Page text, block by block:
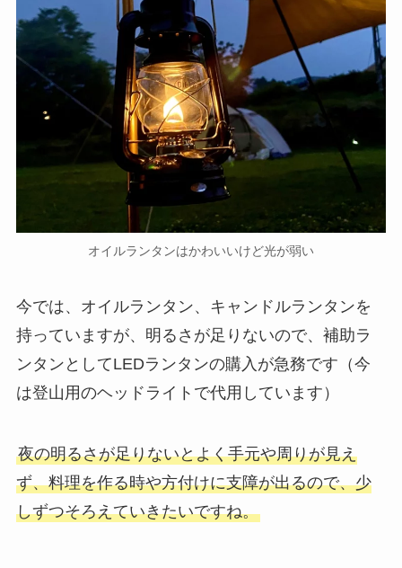
オイルランタンはかわいいけど光が弱い
今では、オイルランタン、キャンドルランタンを
持っていますが、明るさが足りないので、補助ラ
ンタンとしてLEDランタンの購入が急務です（今
は登山用のヘッドライトで代用しています）
夜の明るさが足りないとよく手元や周りが見え
ず、料理を作る時や方付けに支障が出るので、少
しずつそろえていきたいですね。